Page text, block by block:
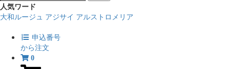
人気ワード
大和ルージュ アジサイ アルストロメリア
申込番号
から注文
0